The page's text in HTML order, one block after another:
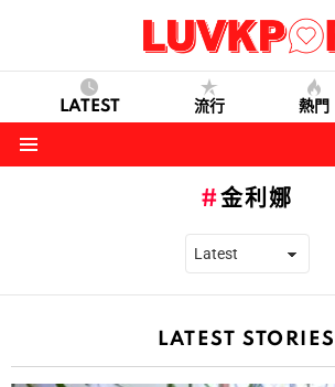
LATEST 流行 熱門
金利娜
LATEST STORIES